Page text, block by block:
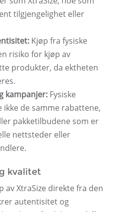
tilgjengelighet eller
Kjøp fra fysiske
risiko for kjøp av
produkter, da ektheten
kampanjer: Fysiske
de samme rabattene,
pakketilbudene som er
nettsteder eller
kvalitet
av XtraSize direkte fra den
autentisitet og